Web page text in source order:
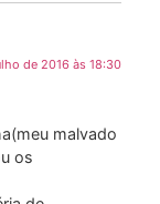
de 2016 às 18:30
malvado
os